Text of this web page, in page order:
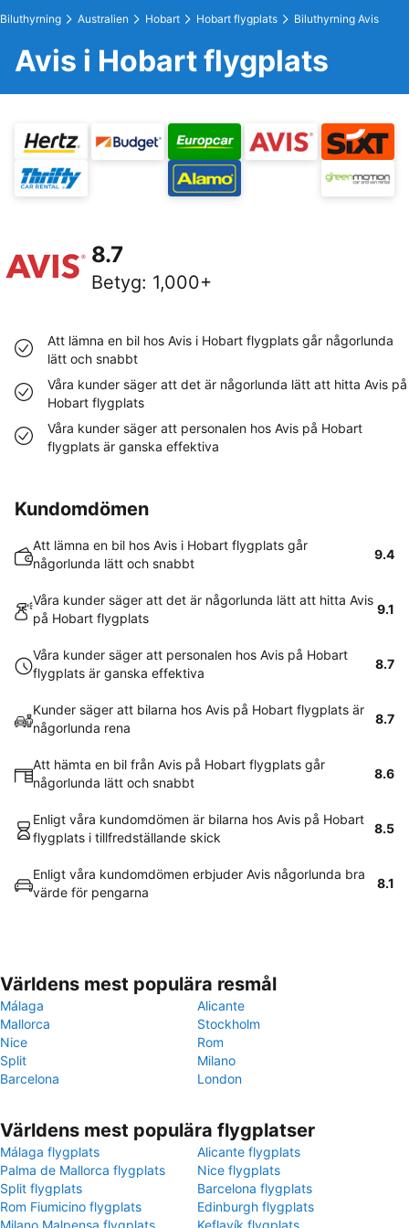
Biluthyrning Australien Hobart Hobart flygplats Biluthyrning Avis
Avis i Hobart flygplats
8.7
Betyg: 1,000+
Att lämna en bil hos Avis i Hobart flygplats går någorlunda
lätt och snabbt
Våra kunder säger att det är någorlunda lätt att hitta Avis på
Hobart flygplats
Våra kunder säger att personalen hos Avis på Hobart
flygplats är ganska effektiva
Kundomdömen
Att lämna en bil hos Avis i Hobart flygplats går
någorlunda lätt och snabbt
9.4
Våra kunder säger att det är någorlunda lätt att hitta Avis
på Hobart flygplats
9.1
Våra kunder säger att personalen hos Avis på Hobart
flygplats är ganska effektiva
8.7
Kunder säger att bilarna hos Avis på Hobart flygplats är
någorlunda rena
8.7
Att hämta en bil från Avis på Hobart flygplats går
någorlunda lätt och snabbt
8.6
Enligt våra kundomdömen är bilarna hos Avis på Hobart
flygplats i tillfredställande skick
8.5
Enligt våra kundomdömen erbjuder Avis någorlunda bra
värde för pengarna
8.1
Världens mest populära resmål
Málaga
Alicante
Mallorca
Stockholm
Nice
Rom
Split
Milano
Barcelona
London
Världens mest populära flygplatser
Málaga flygplats
Alicante flygplats
Palma de Mallorca flygplats
Nice flygplats
Split flygplats
Barcelona flygplats
Rom Fiumicino flygplats
Edinburgh flygplats
Milano Malpensa flygplats
Keflavík flygplats